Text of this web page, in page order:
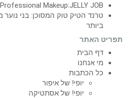
Makeup:JELLY JOB
טרנד הטיק טוק המסוכן: בני
ביותר
תפריט האתר
דף הבית
מי אנחנו
כל הכתבות
יופי! של איפור
יופי! של אסתטיקה